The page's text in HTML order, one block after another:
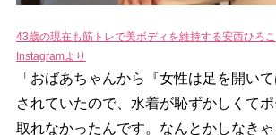
43歳の現在も筋トレで美ボディを維持する安西ひろこ
Instagramより
「おばあちゃんから『女性は足を開い
されていたので、水着が恥ずかしくて
取れなかったんです。なんとかしなき